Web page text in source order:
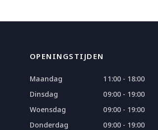
OPENINGSTIJDEN
Maandag
11:00 - 18:00
Dinsdag
09:00 - 19:00
Woensdag
09:00 - 19:00
Donderdag
09:00 - 19:00